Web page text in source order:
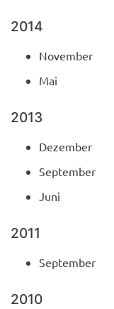
2014
November
Mai
2013
Dezember
September
Juni
2011
September
2010